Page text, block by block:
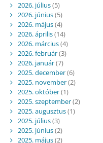
2026. július(5)
2026. június(5)
2026. május(4)
2026. április(14)
2026. március(4)
2026. február(3)
2026. január(7)
2025. december(6)
2025. november(2)
2025. október(1)
2025. szeptember(2)
2025. augusztus(1)
2025. július(3)
2025. június(2)
2025. május(2)